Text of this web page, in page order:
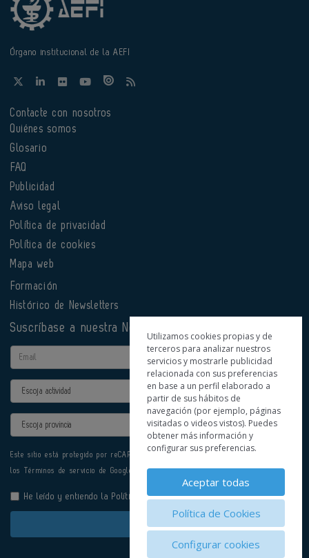
Órgano institucional de la AEFI
Contacte con nosotros
Quiénes somos
Glosario
FAQ
Publicidad
Aviso legal
Política de privacidad
Política de cookies
Mapa web
Formación
Histórico de Newsletters
Suscríbase a nuestra Newsletter
Email
Actividad
Provincia
Este sitio está protegido por reCAPTCHA y se aplican la
los Términos de servicio de Google.
He leído y entiendo la Política de Privacidad
Enviar
Utilizamos cookies propias y de
terceros para analizar nuestros
servicios y mostrarle publicidad
relacionada con sus preferencias
en base a un perfil elaborado a
partir de sus hábitos de
navegación (por ejemplo, páginas
visitadas o videos vistos). Puedes
obtener más información y
configurar sus preferencias.
Aceptar todas
Política de Cookies
Configurar cookies